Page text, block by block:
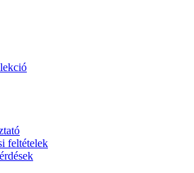
feltételek